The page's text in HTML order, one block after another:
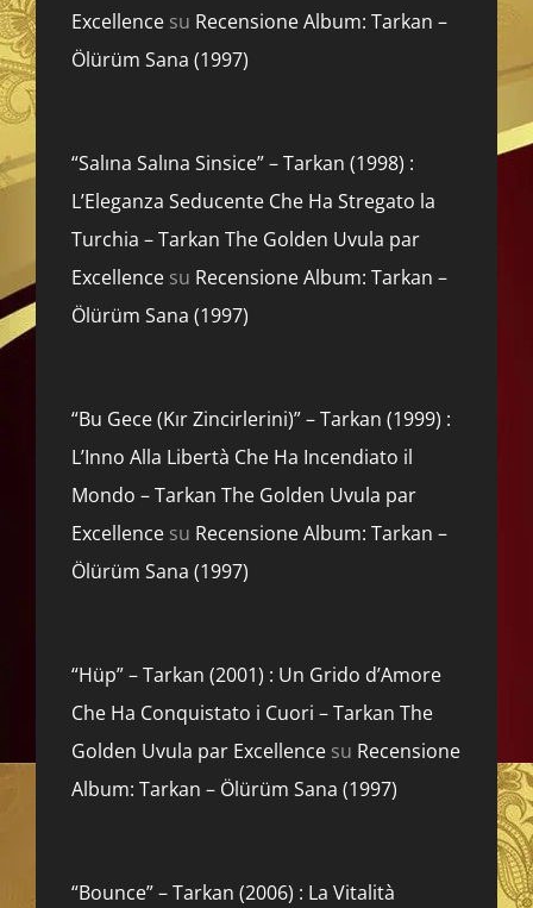
Excellence su Recensione Album: Tarkan –
Ölürüm Sana (1997)
“Salına Salına Sinsice” – Tarkan (1998) :
L’Eleganza Seducente Che Ha Stregato la
Turchia – Tarkan The Golden Uvula par
Excellence su Recensione Album: Tarkan –
Ölürüm Sana (1997)
“Bu Gece (Kır Zincirlerini)” – Tarkan (1999) :
L’Inno Alla Libertà Che Ha Incendiato il
Mondo – Tarkan The Golden Uvula par
Excellence su Recensione Album: Tarkan –
Ölürüm Sana (1997)
“Hüp” – Tarkan (2001) : Un Grido d’Amore
Che Ha Conquistato i Cuori – Tarkan The
Golden Uvula par Excellence su Recensione
Album: Tarkan – Ölürüm Sana (1997)
“Bounce” – Tarkan (2006) : La Vitalità